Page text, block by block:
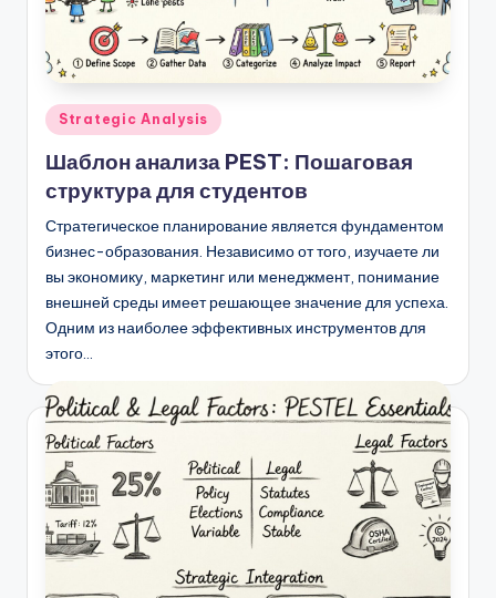
-
A
I,
S
o
f
t
w
a
r
e
&
D
Опубликовано
Strategic Analysis
Шаблон анализа PEST: Пошаговая
структура для студентов
Стратегическое планирование является фундаментом
бизнес-образования. Независимо от того, изучаете ли
вы экономику, маркетинг или менеджмент, понимание
внешней среды имеет решающее значение для успеха.
Одним из наиболее эффективных инструментов для
этого…